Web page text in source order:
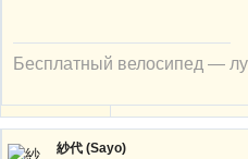
Бесплатный велосипед —
紗代 (Sayo)